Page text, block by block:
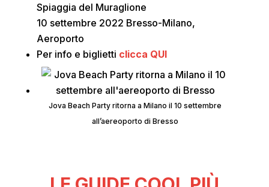
Spiaggia del Muraglione
10 settembre 2022 Bresso-Milano,
Aeroporto
Per info e biglietti clicca QUI
Jova Beach Party ritorna a Milano il 10 settembre
all’aereoporto di Bresso